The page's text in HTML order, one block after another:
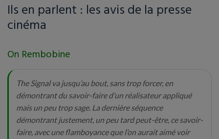
Ils en parlent : les avis de la presse
cinéma
On Rembobine
The Signal va jusqu’au bout, sans trop forcer, en
démontrant du savoir-faire d’un réalisateur appliqué
mais un peu trop sage. La dernière séquence
démontrant justement, un peu tard peut-être, ce savoir-
faire, avec une flamboyance que l’on aurait aimé voir